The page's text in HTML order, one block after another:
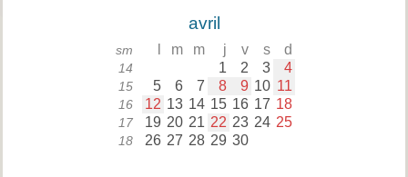
avril
sm m m j v s d
14 1 2 3 4
15 5 6 7 8 9 10 11
16 12 13 14 15 16 17 18
17 19 20 21 22 23 24 25
18 26 27 28 29 30